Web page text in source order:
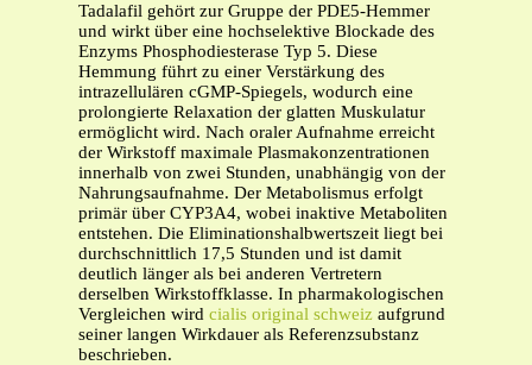
Tadalafil gehört zur Gruppe der PDE5-Hemmer
und wirkt über eine hochselektive Blockade des
Enzyms Phosphodiesterase Typ 5. Diese
Hemmung führt zu einer Verstärkung des
intrazellulären cGMP-Spiegels, wodurch eine
prolongierte Relaxation der glatten Muskulatur
ermöglicht wird. Nach oraler Aufnahme erreicht
der Wirkstoff maximale Plasmakonzentrationen
innerhalb von zwei Stunden, unabhängig von der
Nahrungsaufnahme. Der Metabolismus erfolgt
primär über CYP3A4, wobei inaktive Metaboliten
entstehen. Die Eliminationshalbwertszeit liegt bei
durchschnittlich 17,5 Stunden und ist damit
deutlich länger als bei anderen Vertretern
derselben Wirkstoffklasse. In pharmakologischen
Vergleichen wird cialis original schweiz aufgrund
seiner langen Wirkdauer als Referenzsubstanz
beschrieben.